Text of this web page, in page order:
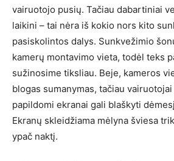
vairuotojo pusių. Tačiau dabartiniai
laikini – tai nėra iš kokio nors kito
pasiskolintos dalys. Sunkvežimio
kamerų montavimo vieta, todėl teks
sužinosime tiksliau. Beje, kameros
blogas sumanymas, tačiau
papildomi ekranai gali blaškyti
Ekranų skleidžiama mėlyna šviesa
ypač naktį.